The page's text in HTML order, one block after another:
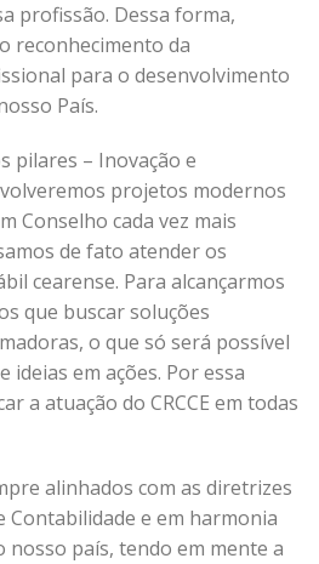
profissão. Dessa forma,
reconhecimento da
para o desenvolvimento
País.
pilares – Inovação e
projetos modernos
Conselho cada vez mais
de fato atender os
cearense. Para alcançarmos
que buscar soluções
o que só será possível
ideias em ações. Por essa
a atuação do CRCCE em todas
alinhados com as diretrizes
Contabilidade e em harmonia
nosso país, tendo em mente a